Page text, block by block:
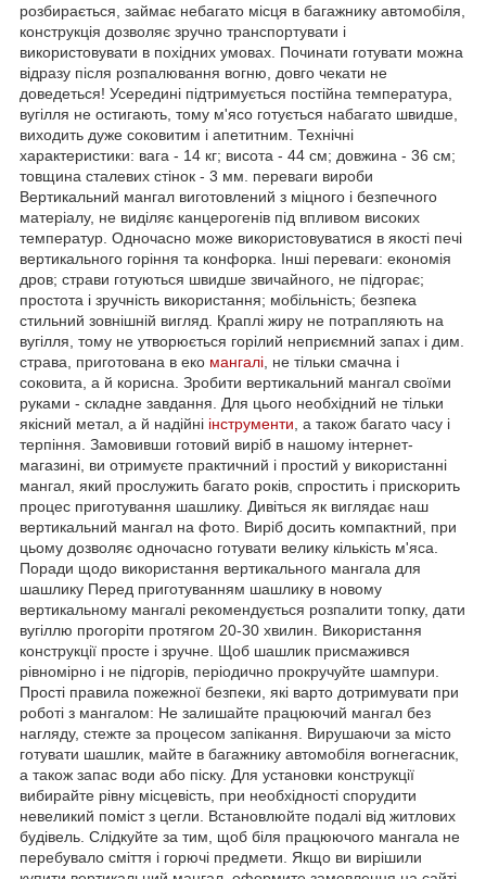
розбирається, займає небагато місця в багажнику автомобіля,
конструкція дозволяє зручно транспортувати і
використовувати в похідних умовах. Починати готувати можна
відразу після розпалювання вогню, довго чекати не
доведеться! Усередині підтримується постійна температура,
вугілля не остигають, тому м'ясо готується набагато швидше,
виходить дуже соковитим і апетитним. Технічні
характеристики: вага - 14 кг; висота - 44 см; довжина - 36 см;
товщина сталевих стінок - 3 мм. переваги вироби
Вертикальний мангал виготовлений з міцного і безпечного
матеріалу, не виділяє канцерогенів під впливом високих
температур. Одночасно може використовуватися в якості печі
вертикального горіння та конфорка. Інші переваги: економія
дров; страви готуються швидше звичайного, не підгорає;
простота і зручність використання; мобільність; безпека
стильний зовнішній вигляд. Краплі жиру не потрапляють на
вугілля, тому не утворюється горілий неприємний запах і дим.
страва, приготована в еко мангалі , не тільки смачна і
соковита, а й корисна. Зробити вертикальний мангал своїми
руками - складне завдання. Для цього необхідний не тільки
якісний метал, а й надійні інструменти , а також багато часу і
терпіння. Замовивши готовий виріб в нашому інтернет-
магазині, ви отримуєте практичний і простий у використанні
мангал, який прослужить багато років, спростить і прискорить
процес приготування шашлику. Дивіться як виглядає наш
вертикальний мангал на фото. Виріб досить компактний, при
цьому дозволяє одночасно готувати велику кількість м'яса.
Поради щодо використання вертикального мангала для
шашлику Перед приготуванням шашлику в новому
вертикальному мангалі рекомендується розпалити топку, дати
вугіллю прогоріти протягом 20-30 хвилин. Використання
конструкції просте і зручне. Щоб шашлик присмажився
рівномірно і не підгорів, періодично прокручуйте шампури.
Прості правила пожежної безпеки, які варто дотримувати при
роботі з мангалом: Не залишайте працюючий мангал без
нагляду, стежте за процесом запікання. Вирушаючи за місто
готувати шашлик, майте в багажнику автомобіля вогнегасник,
а також запас води або піску. Для установки конструкції
вибирайте рівну місцевість, при необхідності спорудити
невеликий поміст з цегли. Встановлюйте подалі від житлових
будівель. Слідкуйте за тим, щоб біля працюючого мангала не
перебувало сміття і горючі предмети. Якщо ви вирішили